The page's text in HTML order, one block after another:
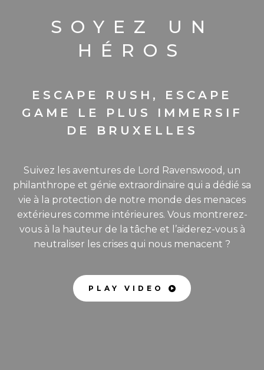
SOYEZ UN
HÉROS
ESCAPE RUSH, ESCAPE
GAME LE PLUS IMMERSIF
DE BRUXELLES
Suivez les aventures de Lord Ravenswood, un
philanthrope et génie extraordinaire qui a dédié sa
vie à la protection de notre monde des menaces
extérieures comme intérieures. Vous montrerez-
vous à la hauteur de la tâche et l’aiderez-vous à
neutraliser les crises qui nous menacent ?
PLAY VIDEO